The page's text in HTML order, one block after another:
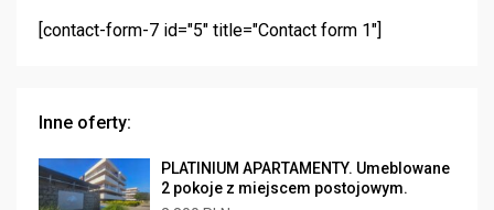
[contact-form-7 id="5" title="Contact form 1"]
Inne oferty:
PLATINIUM APARTAMENTY. Umeblowane
2 pokoje z miejscem postojowym.